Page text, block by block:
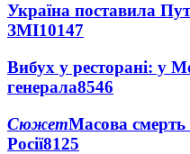
Україна поставила
ЗМІ10147
Вибух у ресторані: у
генерала8546
СюжетМасова
Росії8125